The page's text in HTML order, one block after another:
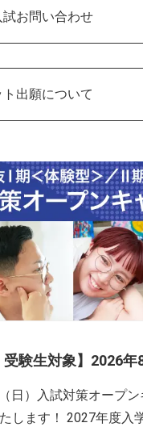
お問い合わせ
出願について
として、「みちくさの
ビジュアルデザイン学科
受験生対象】2026年
ャンパス申込受付
日）入試対策オープン
します！ 2027年度入